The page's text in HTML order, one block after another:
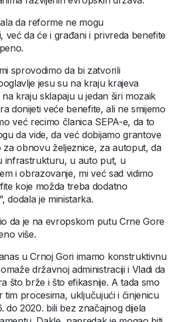
da reforme ne mogu
već da će i građani i privreda benefite
sprovodimo da bi zatvorili
jesu su na kraju krajeva
kraju sklapaju u jedan širi mozaik
donijeti veće benefite, ali ne smijemo
već recimo članica SEPA-e, da to
da vide, da već dobijamo grantove
za obnovu željeznice, za autoput, da
infrastrukturu, u auto put, u
i obrazovanje, mi već sad vidimo
koje možda treba dodatno
dodala je ministarka.
da je na evropskom putu Crne Gore
više.
u Crnoj Gori imamo konstruktivnu
državnoj administraciji i Vladi da
što brže i što efikasnije. A tada smo
tim procesima, uključujući i činjenicu
do 2020. bili bez značajnog dijela